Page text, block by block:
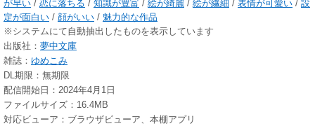
が早い / 恋に落ちる / 知識が豊富 / 絵が綺麗 / 絵が繊細 / 表情が可愛い / 設
定が面白い / 顔がいい / 魅力的な作品
※システムにて自動抽出したものを表示しています
出版社： 夢中文庫
雑誌： ゆめこみ
DL期限：無期限
配信開始日：2024年4月1日
ファイルサイズ：16.4MB
対応ビューア：ブラウザビューア、本棚アプリ